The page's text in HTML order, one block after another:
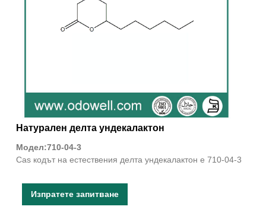
Натурален делта ундекалактон
Модел:710-04-3
Cas кодът на естествения делта ундекалактон е 710-04-3
Изпратете запитване